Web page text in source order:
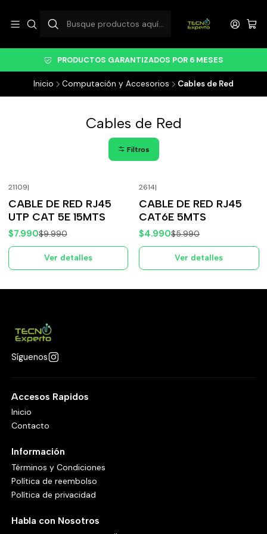
PRODUCTOS GARANTIZADOS POR 6 MESES
Inicio Computación y Accesorios Cables de Red
Cables de Red
Filtros
Agotado
21109|
CABLE DE RED RJ45
UTP CAT 5E 15MTS
$7.990$9.990
Ver detalles
Agotado
2614|
CABLE DE RED RJ45
CAT6E 5MTS
$4.990$5.990
Ver detalles
Síguenos
Accesos Rapidos
Inicio
Contacto
Información
Términos y Condiciones
Política de reembolso
Política de privacidad
Habla con Nosotros